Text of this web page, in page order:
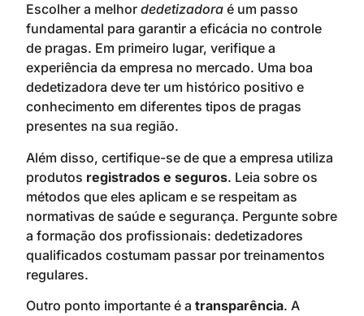
Escolher a melhor dedetizadora é um passo
fundamental para garantir a eficácia no controle
de pragas. Em primeiro lugar, verifique a
experiência da empresa no mercado. Uma boa
dedetizadora deve ter um histórico positivo e
conhecimento em diferentes tipos de pragas
presentes na sua região.
Além disso, certifique-se de que a empresa utiliza
produtos registrados e seguros. Leia sobre os
métodos que eles aplicam e se respeitam as
normativas de saúde e segurança. Pergunte sobre
a formação dos profissionais: dedetizadores
qualificados costumam passar por treinamentos
regulares.
Outro ponto importante é a transparência. A